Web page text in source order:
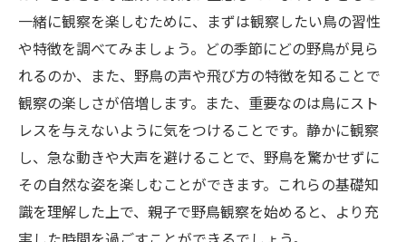
一緒に観察を楽しむために、まずは観察したい鳥の習性
や特徴を調べてみましょう。どの季節にどの野鳥が見ら
れるのか、また、野鳥の声や飛び方の特徴を知ることで
観察の楽しさが倍増します。また、重要なのは鳥にスト
レスを与えないように気をつけることです。静かに観察
し、急な動きや大声を避けることで、野鳥を驚かせずに
その自然な姿を楽しむことができます。これらの基礎知
識を理解した上で、親子で野鳥観察を始めると、より充